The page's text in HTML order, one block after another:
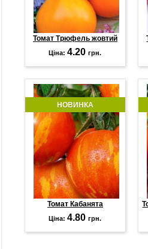
Томат Трюфель жовтий
Ціна:4.20грн.
НОВИНКА
Томат Кабанята
Ціна:4.80грн.